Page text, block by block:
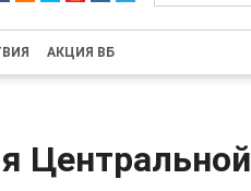
АКЦИЯ ВБ
Центральной